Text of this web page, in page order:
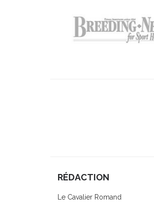
RÉDACTION
Le Cavalier Romand